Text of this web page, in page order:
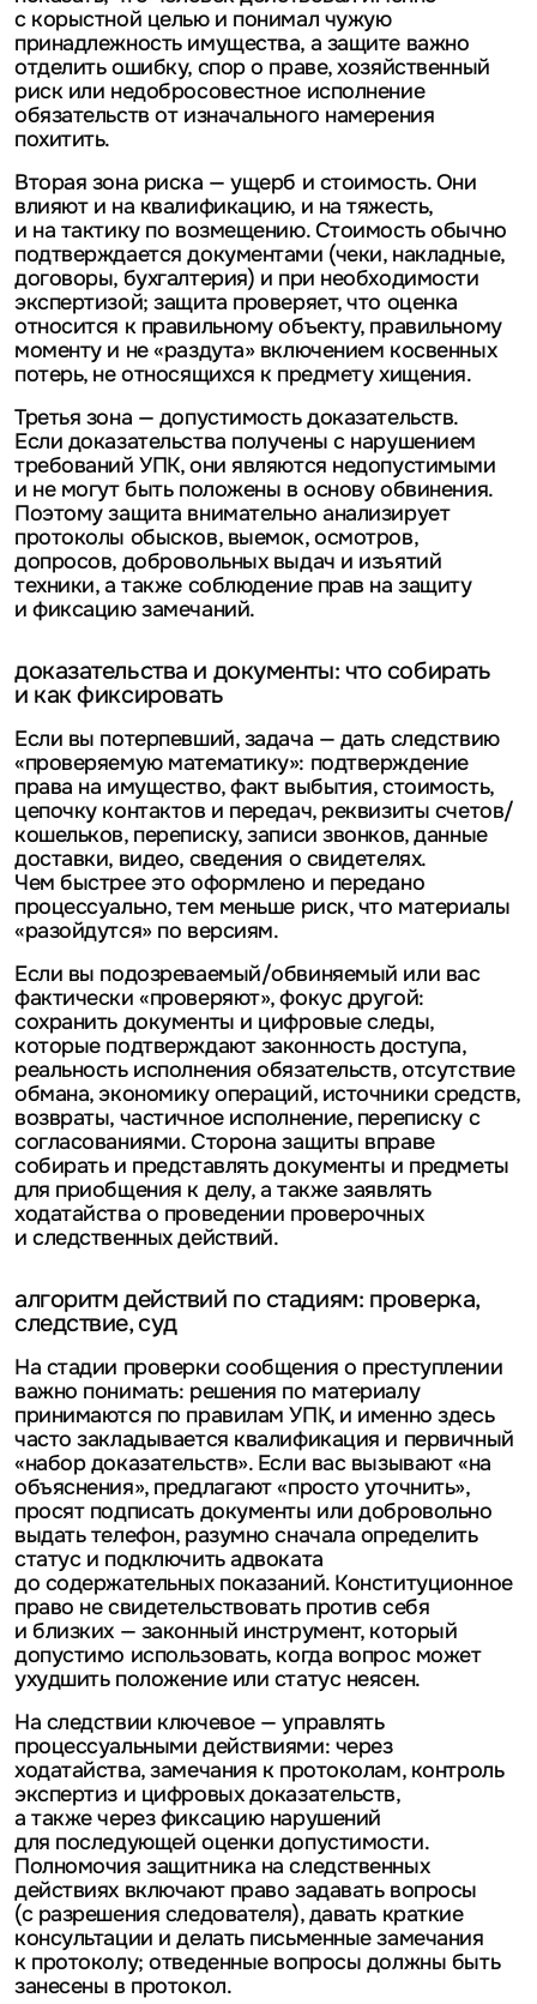
с корыстной целью и понимал чужую
принадлежность имущества, а защите важно
отделить ошибку, спор о праве, хозяйственный
риск или недобросовестное исполнение
обязательств от изначального намерения
похитить.
Вторая зона риска — ущерб и стоимость. Они
влияют и на квалификацию, и на тяжесть,
и на тактику по возмещению. Стоимость обычно
подтверждается документами (чеки, накладные,
договоры, бухгалтерия) и при необходимости
экспертизой; защита проверяет, что оценка
относится к правильному объекту, правильному
моменту и не «раздута» включением косвенных
потерь, не относящихся к предмету хищения.
Третья зона — допустимость доказательств.
Если доказательства получены с нарушением
требований УПК, они являются недопустимыми
и не могут быть положены в основу обвинения.
Поэтому защита внимательно анализирует
протоколы обысков, выемок, осмотров,
допросов, добровольных выдач и изъятий
техники, а также соблюдение прав на защиту
и фиксацию замечаний.
доказательства и документы: что собирать
и как фиксировать
Если вы потерпевший, задача — дать следствию
«проверяемую математику»: подтверждение
права на имущество, факт выбытия, стоимость,
цепочку контактов и передач, реквизиты счетов/
кошельков, переписку, записи звонков, данные
доставки, видео, сведения о свидетелях.
Чем быстрее это оформлено и передано
процессуально, тем меньше риск, что материалы
«разойдутся» по версиям.
Если вы подозреваемый/обвиняемый или вас
фактически «проверяют», фокус другой:
сохранить документы и цифровые следы,
которые подтверждают законность доступа,
реальность исполнения обязательств, отсутствие
обмана, экономику операций, источники средств,
возвраты, частичное исполнение, переписку с
согласованиями. Сторона защиты вправе
собирать и представлять документы и предметы
для приобщения к делу, а также заявлять
ходатайства о проведении проверочных
и следственных действий.
алгоритм действий по стадиям: проверка,
следствие, суд
На стадии проверки сообщения о преступлении
важно понимать: решения по материалу
принимаются по правилам УПК, и именно здесь
часто закладывается квалификация и первичный
«набор доказательств». Если вас вызывают «на
объяснения», предлагают «просто уточнить»,
просят подписать документы или добровольно
выдать телефон, разумно сначала определить
статус и подключить адвоката
до содержательных показаний. Конституционное
право не свидетельствовать против себя
и близких — законный инструмент, который
допустимо использовать, когда вопрос может
ухудшить положение или статус неясен.
На следствии ключевое — управлять
процессуальными действиями: через
ходатайства, замечания к протоколам, контроль
экспертиз и цифровых доказательств,
а также через фиксацию нарушений
для последующей оценки допустимости.
Полномочия защитника на следственных
действиях включают право задавать вопросы
(с разрешения следователя), давать краткие
консультации и делать письменные замечания
к протоколу; отведенные вопросы должны быть
занесены в протокол.